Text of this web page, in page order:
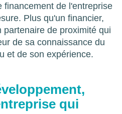
financement de l'entreprise
Plus qu'un financier,
partenaire de proximité qui
de sa connaissance du
et de son expérience.
qui